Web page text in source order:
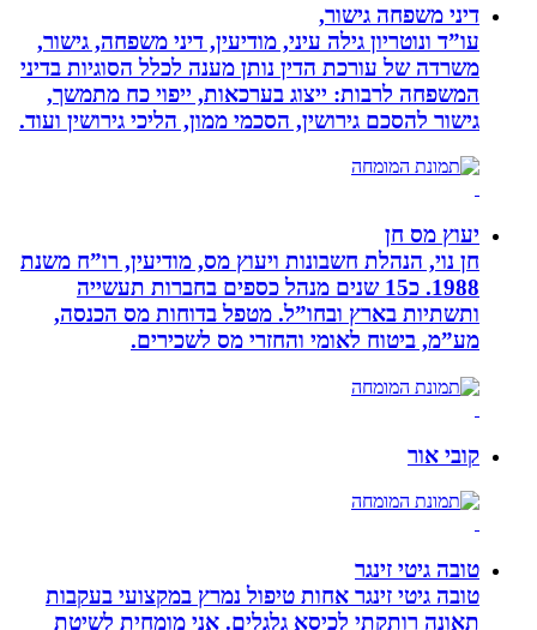
דיני משפחה גישור,
עו”ד ונוטריון גילה עיני, מודיעין, דיני משפחה, גישור,
משרדה של עורכת הדין נותן מענה לכלל הסוגיות בדיני
המשפחה לרבות: ייצוג בערכאות, ייפוי כח מתמשך,
גישור להסכם גירושין, הסכמי ממון, הליכי גירושין ועוד.
יעוץ מס חן
חן נוי, הנהלת חשבונות ויעוץ מס, מודיעין, רו”ח משנת
1988. כ15 שנים מנהל כספים בחברות תעשייה
ותשתיות בארץ ובחו”ל. מטפל בדוחות מס הכנסה,
מע”מ, ביטוח לאומי והחזרי מס לשכירים.
קובי אור
טובה גיטי זינגר
טובה גיטי זינגר אחות טיפול נמרץ במקצועי בעקבות
תאונה רותקתי לכיסא גלגלים. אני מומחית לשיטת